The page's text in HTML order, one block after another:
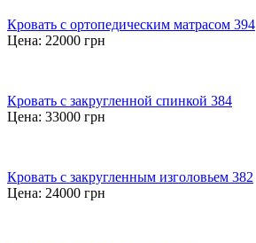
Кровать с ортопедическим матрасом 394
Цена: 22000 грн
Кровать с закругленной спинкой 384
Цена: 33000 грн
Кровать с закругленным изголовьем 382
Цена: 24000 грн